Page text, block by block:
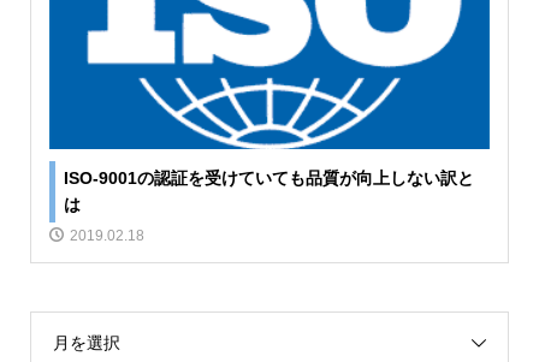
ISO-9001の認証を受けていても品質が向上しない訳と
は
2019.02.18
月を選択